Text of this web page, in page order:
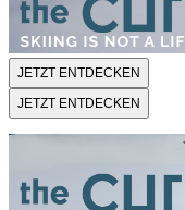
JETZT ENTDECKEN
JETZT ENTDECKEN